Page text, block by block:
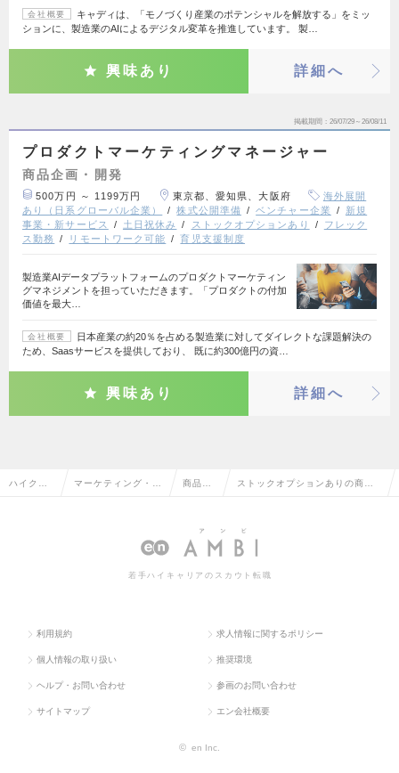
会社概要
キャディは、「モノづくり産業のポテンシャルを解放する」をミッ
ションに、製造業のAIによるデジタル変革を推進しています。 製…
興味あり 詳細へ
掲載期間 26/07/29～26/08/11
プロダクトマーケティングマネージャー
商品企画・開発
500万円 ～ 1199万円 東京都、愛知県、大阪府
海外展開
あり（日系グローバル企業）
株式公開準備 ベンチャー企業
新規
事業・新サービス
土日祝休み ストックオプションあり
フレック
ス勤務
リモートワーク可能 育児支援制度
製造業AIデータプラットフォームのプロダクトマーケティン
グマネジメントを担っていただきます。「プロダクトの付加
価値を最大…
会社概要
日本産業の約20％を占める製造業に対してダイレクトな課題解決の
ため、Saasサービスを提供しており、 既に約300億円の資…
興味あり 詳細へ
ハイクラ マーケティング・販 商品企
発
ストックオプションありの商品
覧
若手ハイキャリアのスカウト転職
利用規約 求人情報に関するポリシー
個人情報の取り扱い 推奨環境
ヘルプ・お問い合わせ 参画のお問い合わせ
サイトマップ エン会社概要
© en Inc.